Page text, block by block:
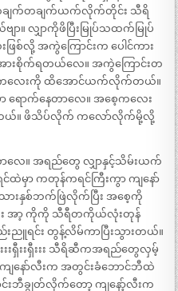
တချက်တချက်ယက်လိုက်တိုင်း သီရိ
ာ။ လျှာကိုဖိပြီးမြုပ်သထက်မြုပ်
စ်လို့ အကွဲကြောင်းက ပေါင်ကား
ားစိုက်ရတယ်လေ။ အကွဲကြောင်းတ
ကလေးကို ထိအောင်ယက်လိုက်တယ်။
ရောက်နေတာလေ။ အစေ့ကလေး
တယ်။ ဖိသိပ်လိုက် ကလော်လိုက်မို့လို့
ေ။ အရည်တွေ လျှာနှင့်သိမ်းယက်
ထဲမှာ ကတုန်ကရင်ကြီးကွာ ကျနော်
ားနှစ်ဘက်ဖြဲလိုက်ပြီး အစေ့ကို
း အာ့ ကိုကို သီရီတကိုယ်လုံးတုန်
ရင်း တွန့်လိမ်ကာပြီးသွားတယ်။
းရှီးးရှီးးး သီရိဆီကအရည်တွေလှမ့်
ျနော်လီးက အတွင်းခံဘောင်ဘီထဲ
ာင်းဘီချွတ်လိုက်တော့ ကျနော့်လီးက